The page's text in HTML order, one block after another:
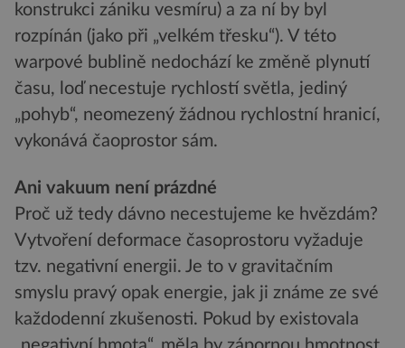
konstrukci zániku vesmíru) a za ní by byl
rozpínán (jako při „velkém třesku“). V této
warpové bublině nedochází ke změně plynutí
času, loď necestuje rychlostí světla, jediný
„pohyb“, neomezený žádnou rychlostní hranicí,
vykonává čaoprostor sám.
Ani vakuum není prázdné
Proč už tedy dávno necestujeme ke hvězdám?
Vytvoření deformace časoprostoru vyžaduje
tzv. negativní energii. Je to v gravitačním
smyslu pravý opak energie, jak ji známe ze své
každodenní zkušenosti. Pokud by existovala